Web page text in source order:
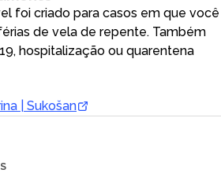
foi criado para casos em que você
de vela de repente. Também
hospitalização ou quarentena
| Sukošan